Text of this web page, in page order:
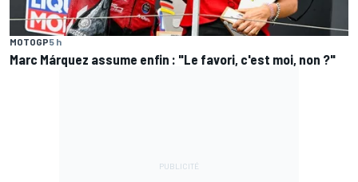
MOTOGP5 h
Marc Márquez assume enfin : "Le favori, c'est moi, non ?"